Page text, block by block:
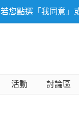
您點選「我同意」
活動 討論區